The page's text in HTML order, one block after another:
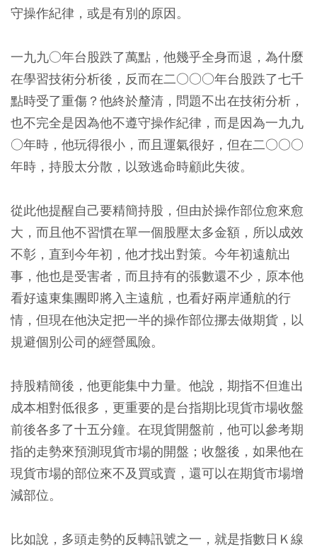
守操作紀律，或是有別的原因。
一九九○年台股跌了萬點，他幾乎全身而退，為什麼
在學習技術分析後，反而在二○○○年台股跌了七千
點時受了重傷？他終於釐清，問題不出在技術分析，
也不完全是因為他不遵守操作紀律，而是因為一九九
○年時，他玩得很小，而且運氣很好，但在二○○○
年時，持股太分散，以致逃命時顧此失彼。
從此他提醒自己要精簡持股，但由於操作部位愈來愈
大，而且他不習慣在單一個股壓太多金額，所以成效
不彰，直到今年初，他才找出對策。今年初遠航出
事，他也是受害者，而且持有的張數還不少，原本他
看好遠東集團即將入主遠航，也看好兩岸通航的行
情，但現在他決定把一半的操作部位挪去做期貨，以
規避個別公司的經營風險。
持股精簡後，他更能集中力量。他說，期指不但進出
成本相對低很多，更重要的是台指期比現貨市場收盤
前後各多了十五分鐘。在現貨開盤前，他可以參考期
指的走勢來預測現貨市場的開盤；收盤後，如果他在
現貨市場的部位來不及買或賣，還可以在期貨市場增
減部位。
比如說，多頭走勢的反轉訊號之一，就是指數日Ｋ線